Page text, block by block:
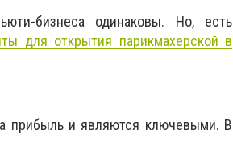
бизнеса одинаковы. Но, есть
для открытия парикмахерской в
прибыль и являются ключевыми. В